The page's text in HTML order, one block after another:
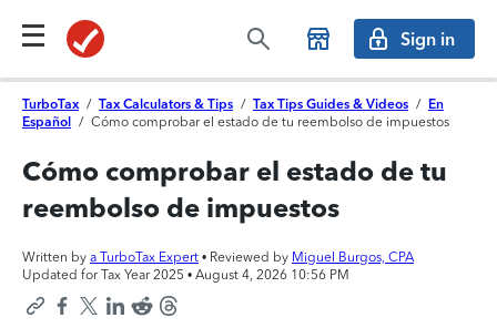
Sign in
TurboTax / Tax Calculators & Tips / Tax Tips Guides & Videos / En
Español
/ Cómo comprobar el estado de tu reembolso de impuestos
Cómo comprobar el estado de tu
reembolso de impuestos
Written by a TurboTax Expert • Reviewed by Miguel Burgos, CPA
Updated for Tax Year 2025 • August 4, 2026 10:56 PM